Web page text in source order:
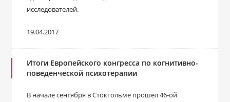
исследователей.
19.04.2017
Итоги Европейского конгресса по когнитивно-
поведенческой психотерапии
В начале сентября в Стокгольме прошел 46-ой